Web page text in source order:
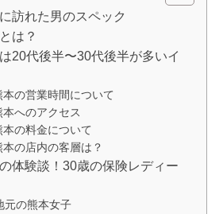
訪れた男のスペック
は？
20代後半〜30代後半が多いイ
の営業時間について
へのアクセス
の料金について
の店内の客層は？
体験談！30歳の保険レディー
元の熊本女子